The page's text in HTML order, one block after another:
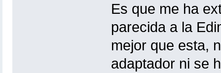
Es que me ha
parecida a la
mejor que esta,
adaptador ni se